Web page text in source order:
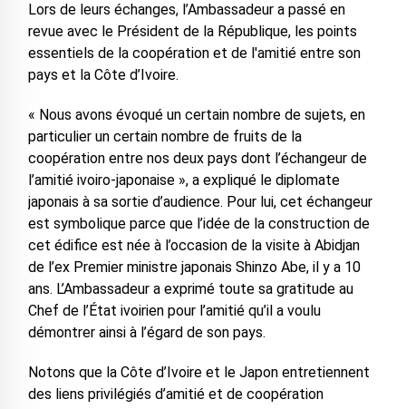
Lors de leurs échanges, l’Ambassadeur a passé en
revue avec le Président de la République, les points
essentiels de la coopération et de l'amitié entre son
pays et la Côte d’Ivoire.
« Nous avons évoqué un certain nombre de sujets, en
particulier un certain nombre de fruits de la
coopération entre nos deux pays dont l’échangeur de
l’amitié ivoiro-japonaise », a expliqué le diplomate
japonais à sa sortie d’audience. Pour lui, cet échangeur
est symbolique parce que l’idée de la construction de
cet édifice est née à l’occasion de la visite à Abidjan
de l’ex Premier ministre japonais Shinzo Abe, il y a 10
ans. L’Ambassadeur a exprimé toute sa gratitude au
Chef de l’État ivoirien pour l’amitié qu’il a voulu
démontrer ainsi à l’égard de son pays.
Notons que la Côte d’Ivoire et le Japon entretiennent
des liens privilégiés d’amitié et de coopération